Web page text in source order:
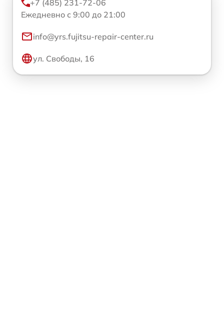
+7 (485) 231-72-06
Ежедневно с 9:00 до 21:00
info@yrs.fujitsu-repair-center.ru
ул. Свободы, 16